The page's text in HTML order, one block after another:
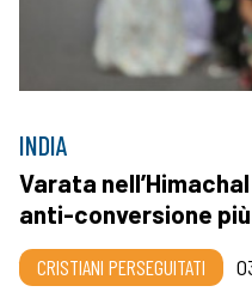
INDIA
Varata
anti-conversione
CRISTIANI PERSEGUITATI